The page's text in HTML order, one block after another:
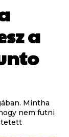
a
Mintha
nem futni